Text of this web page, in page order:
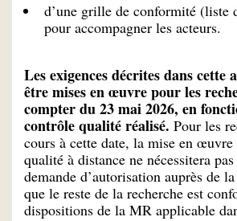
d’une grille de conformité (liste
pour accompagner les acteurs.
Les exigences décrites dans cette
être mises en œuvre pour les
compter du 23 mai 2026, en
contrôle qualité réalisé. Pour les
cours à cette date, la mise en œuvre
qualité à distance ne nécessitera
demande d’autorisation auprès de
que le reste de la recherche est
dispositions de la MR applicable